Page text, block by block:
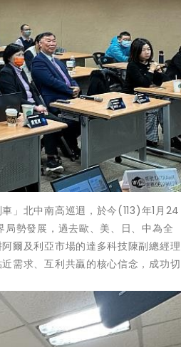
」北中南高巡迴，於今(113)年1月24
勢發展，過去歐、美、日、中為全
爾及利亞市場的達多科技陳副總經理
需求、互利共贏的核心信念，成功切